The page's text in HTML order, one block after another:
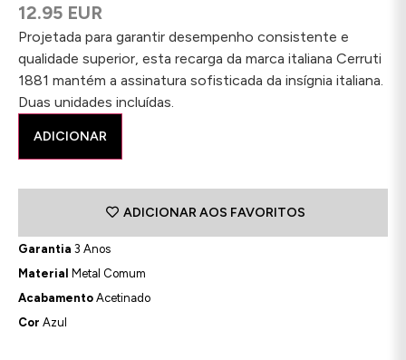
12.95 EUR
Projetada para garantir desempenho consistente e
qualidade superior, esta recarga da marca italiana Cerruti
1881 mantém a assinatura sofisticada da insígnia italiana.
Duas unidades incluídas.
ADICIONAR
ADICIONAR AOS FAVORITOS
Garantia 3 Anos
Material Metal Comum
Acabamento Acetinado
Cor Azul